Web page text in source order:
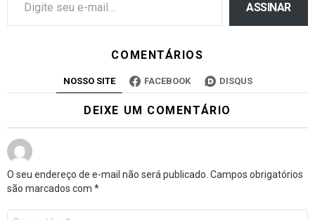
ASSINAR
COMENTÁRIOS
NOSSO SITE FACEBOOK DISQUS
DEIXE UM COMENTÁRIO
O seu endereço de e-mail não será publicado. Campos obrigatórios
são marcados com *